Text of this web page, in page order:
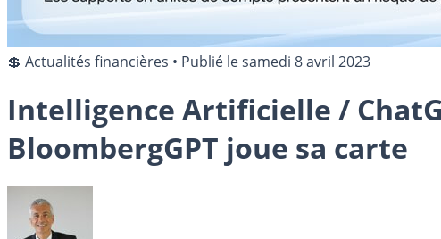
💲 Actualités financières • Publié lesamedi 8 avril 2023
Intelligence Artificielle /
BloombergGPT joue sa carte